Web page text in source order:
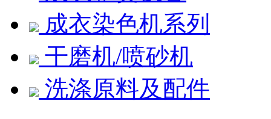
成衣染色机系列
干磨机/喷砂机
洗涤原料及配件